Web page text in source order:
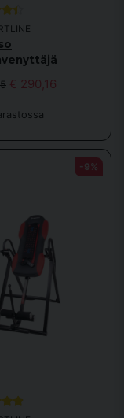
ja hieromaan
lihaksesi pehmeiksi ja
on
jäykkiä, kipeitä ja
nopeammin
viettävät tunteja
ja vahvistaa selän
kipua.
tehokas
jotka ovat
€ 290,16
-9%